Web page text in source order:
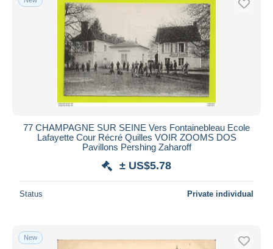
77 CHAMPAGNE SUR SEINE Vers Fontainebleau Ecole
Lafayette Cour Récré Quilles VOIR ZOOMS DOS
Pavillons Pershing Zaharoff
± US$5.78
Status Private individual
New